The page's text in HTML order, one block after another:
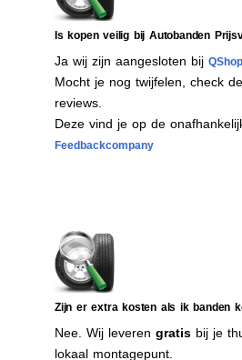
Is kopen veilig bij Autobanden
Ja wij zijn aangesloten bij
Mocht je nog twijfelen, check
reviews.
Deze vind je op de
Feedbackcompany
Zijn er extra kosten als ik banden
Nee. Wij leveren gratis bij je
lokaal montagepunt.